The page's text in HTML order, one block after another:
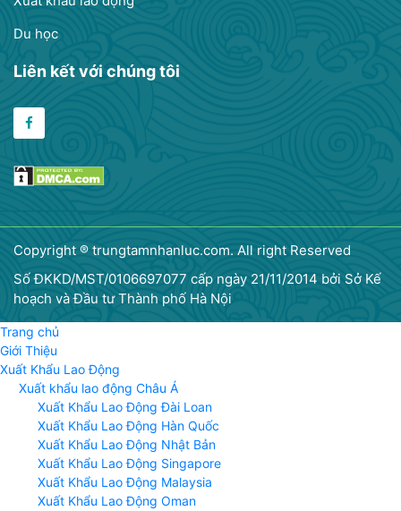
Du học
Liên kết với chúng tôi
Copyright ® trungtamnhanluc.com. All right Reserved
Số ĐKKD/MST/0106697077 cấp ngày 21/11/2014 bởi Sở Kế
hoạch và Đầu tư Thành phố Hà Nội
Trang chủ
Giới Thiệu
Xuất Khẩu Lao Động
Xuất khẩu lao động Châu Á
Xuất Khẩu Lao Động Đài Loan
Xuất Khẩu Lao Động Hàn Quốc
Xuất Khẩu Lao Động Nhật Bản
Xuất Khẩu Lao Động Singapore
Xuất Khẩu Lao Động Malaysia
Xuất Khẩu Lao Động Oman